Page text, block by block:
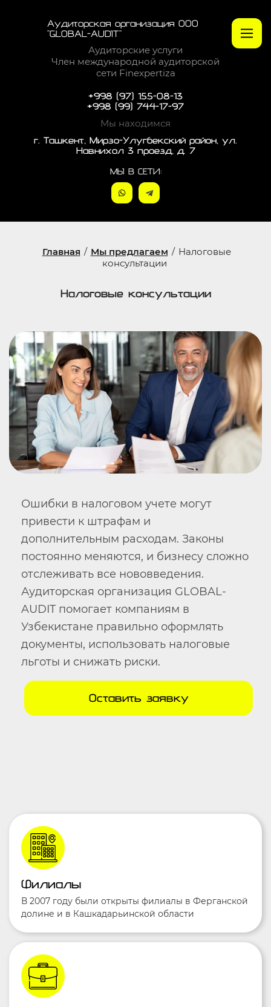
Аудиторская организация ООО
"GLOBAL-AUDIT"
Аудиторские услуги
Член международной аудиторской
сети Finexpertiza
МЫ В СЕТИ:
Мы находимся
г. Ташкент, Мирзо-Улугбекский район, ул.
Навнихол 3 проезд, д. 7
+998 (97) 155-08-13
+998 (99) 744-17-97
Главная / Мы предлагаем / Налоговые
консультации
Налоговые консультации
Ошибки в налоговом учете могут
привести к штрафам и
дополнительным расходам. Законы
постоянно меняются, и бизнесу сложно
отслеживать все нововведения.
Аудиторская организация GLOBAL-
AUDIT помогает компаниям в
Узбекистане правильно оформлять
документы, использовать налоговые
льготы и снижать риски.
Оставить заявку
Филиалы
В 2007 году были открыты филиалы в Ферганской
долине и в Кашкадарьинской области